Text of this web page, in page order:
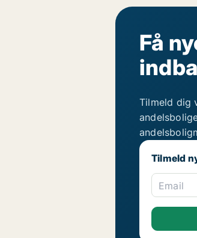
Få
Tilmeld dig
Tilmeld
Email